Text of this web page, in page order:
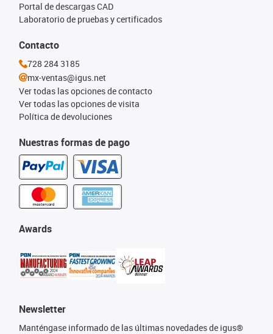
Nuestras formas de pago
Portal de descargas CAD
Laboratorio de pruebas y certificados
Awards
Newsletter
Manténgase informado de las últimas novedades de igus®
Contacto
728 284 3185
mx-ventas@igus.net
Ver todas las opciones de contacto
Ver todas las opciones de visita
Política de devoluciones